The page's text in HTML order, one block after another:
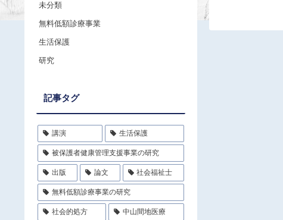
未分類
無料低額診療事業
生活保護
研究
記事タグ
講演 生活保護
被保護者健康管理支援事業の研究
出版 論文 社会福祉士
無料低額診療事業の研究
社会的処方 中山間地医療